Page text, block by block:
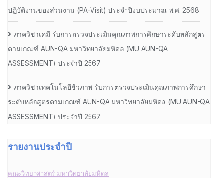
ปฏิบัติงานของส่วนงาน (PA-Visit) ประจำปีงบประมาณ พ.ศ. 2568
ภาควิชาเคมี รับการตรวจประเมินคุณภาพการศึกษาระดับหลักสูตร
ตามเกณฑ์ AUN-QA มหาวิทยาลัยมหิดล (MU AUN-QA
ASSESSMENT) ประจำปี 2567
ภาควิชาเทคโนโลยีชีวภาพ รับการตรวจประเมินคุณภาพการศึกษา
ระดับหลักสูตรตามเกณฑ์ AUN-QA มหาวิทยาลัยมหิดล (MU AUN-QA
ASSESSMENT) ประจำปี 2567
รายงานประจำปี
คณะวิทยาศาสตร์ มหาวิทยาลัยมหิดล